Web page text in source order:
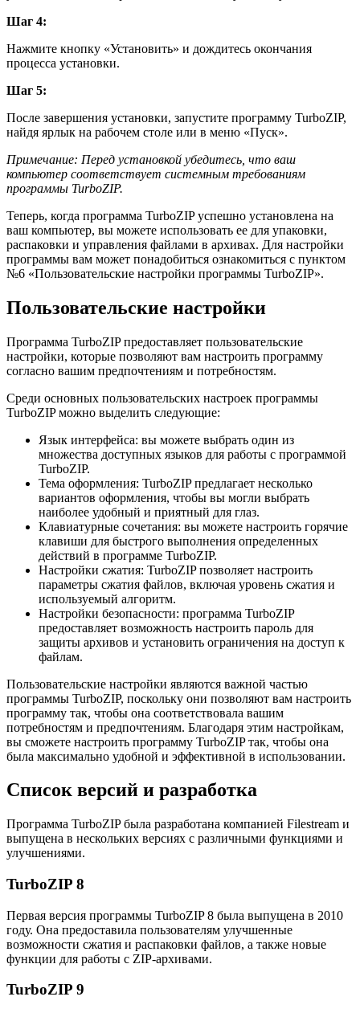
Шаг 4:
Нажмите кнопку «Установить» и дождитесь окончания
процесса установки.
Шаг 5:
После завершения установки, запустите программу TurboZIP,
найдя ярлык на рабочем столе или в меню «Пуск».
Примечание: Перед установкой убедитесь, что ваш
компьютер соответствует системным требованиям
программы TurboZIP.
Теперь, когда программа TurboZIP успешно установлена на
ваш компьютер, вы можете использовать ее для упаковки,
распаковки и управления файлами в архивах. Для настройки
программы вам может понадобиться ознакомиться с пунктом
№6 «Пользовательские настройки программы TurboZIP».
Пользовательские настройки
Программа TurboZIP предоставляет пользовательские
настройки, которые позволяют вам настроить программу
согласно вашим предпочтениям и потребностям.
Среди основных пользовательских настроек программы
TurboZIP можно выделить следующие:
Язык интерфейса: вы можете выбрать один из
множества доступных языков для работы с программой
TurboZIP.
Тема оформления: TurboZIP предлагает несколько
вариантов оформления, чтобы вы могли выбрать
наиболее удобный и приятный для глаз.
Клавиатурные сочетания: вы можете настроить горячие
клавиши для быстрого выполнения определенных
действий в программе TurboZIP.
Настройки сжатия: TurboZIP позволяет настроить
параметры сжатия файлов, включая уровень сжатия и
используемый алгоритм.
Настройки безопасности: программа TurboZIP
предоставляет возможность настроить пароль для
защиты архивов и установить ограничения на доступ к
файлам.
Пользовательские настройки являются важной частью
программы TurboZIP, поскольку они позволяют вам настроить
программу так, чтобы она соответствовала вашим
потребностям и предпочтениям. Благодаря этим настройкам,
вы сможете настроить программу TurboZIP так, чтобы она
была максимально удобной и эффективной в использовании.
Список версий и разработка
Программа TurboZIP была разработана компанией Filestream и
выпущена в нескольких версиях с различными функциями и
улучшениями.
TurboZIP 8
Первая версия программы TurboZIP 8 была выпущена в 2010
году. Она предоставила пользователям улучшенные
возможности сжатия и распаковки файлов, а также новые
функции для работы с ZIP-архивами.
TurboZIP 9